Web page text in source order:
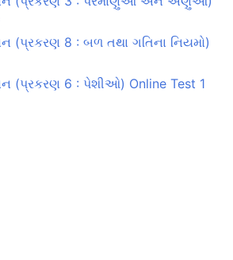
(પ્રકરણ 8 : બળ તથા ગતિના નિયમો)
(પ્રકરણ 6 : પેશીઓ) Online Test 1